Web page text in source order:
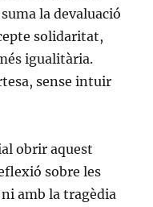
la devaluació
solidaritat,
igualitària.
sense intuir
obrir aquest
sobre les
amb la tragèdia